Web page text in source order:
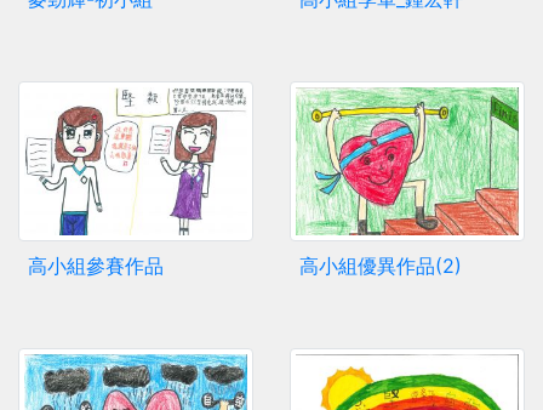
高小組參賽作品 高小組優異作品(2)